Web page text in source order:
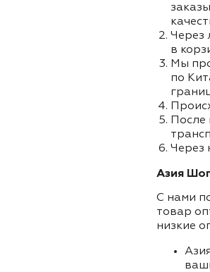
Через
в
Мы
по
Через
Азия
С нами
товар
низкие